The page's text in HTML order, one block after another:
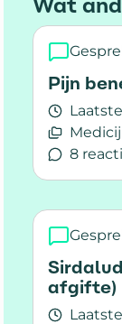
Wat
Pijn
8
Lees
afgifte)